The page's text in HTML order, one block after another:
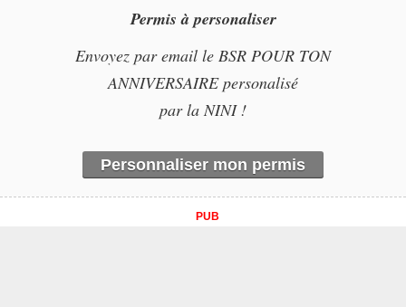
Permis à personaliser
Envoyez par email le BSR POUR TON
ANNIVERSAIRE personalisé
par la NINI !
Personnaliser mon permis
PUB